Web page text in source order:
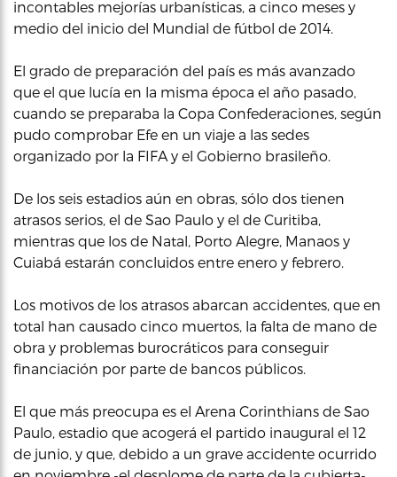
incontables mejorías urbanísticas, a cinco meses y
medio del inicio del Mundial de fútbol de 2014.
El grado de preparación del país es más avanzado
que el que lucía en la misma época el año pasado,
cuando se preparaba la Copa Confederaciones, según
pudo comprobar Efe en un viaje a las sedes
organizado por la FIFA y el Gobierno brasileño.
De los seis estadios aún en obras, sólo dos tienen
atrasos serios, el de Sao Paulo y el de Curitiba,
mientras que los de Natal, Porto Alegre, Manaos y
Cuiabá estarán concluidos entre enero y febrero.
Los motivos de los atrasos abarcan accidentes, que en
total han causado cinco muertos, la falta de mano de
obra y problemas burocráticos para conseguir
financiación por parte de bancos públicos.
El que más preocupa es el Arena Corinthians de Sao
Paulo, estadio que acogerá el partido inaugural el 12
de junio, y que, debido a un grave accidente ocurrido